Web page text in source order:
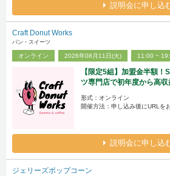
説明会に申し込
Craft Donut Works
パン・スイーツ
オンライン 2026年08月11日(火) 11:00 ~
【限定5組】加盟金半額
ツ専門店で初年度から高収
形式：オンライン
開催方法：申し込み後にURLを
説明会に申し込
ジェリーズポップコーン